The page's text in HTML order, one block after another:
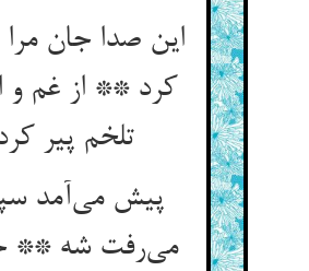
این صدا جان مرا
کرد ** از غم و
تلخم پیر
پیش می‌آمد
می‌رفت شه **